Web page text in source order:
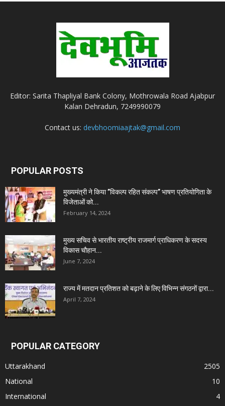
Editor: Sarita Thapliyal Bank Colony, Mothrowala Road Ajabpur
Kalan Dehradun, 7249990079
Contact us: devbhoomiaajtak@gmail.com
POPULAR POSTS
मुख्यमंत्री ने किया ’’विकल्प रहित संकल्प’’ भाषण प्रतियोगिता के
विजेताओं को...
February 14, 2024
मुख्य सचिव से भारतीय राष्ट्रीय राजमार्ग प्राधिकरण के सदस्य
विकास चौहान...
June 7, 2024
राज्य में मतदान प्रतिशत को बढ़ाने के लिए विभिन्न संगठनों द्वारा...
April 7, 2024
POPULAR CATEGORY
Uttarakhand
2505
National
10
International
4